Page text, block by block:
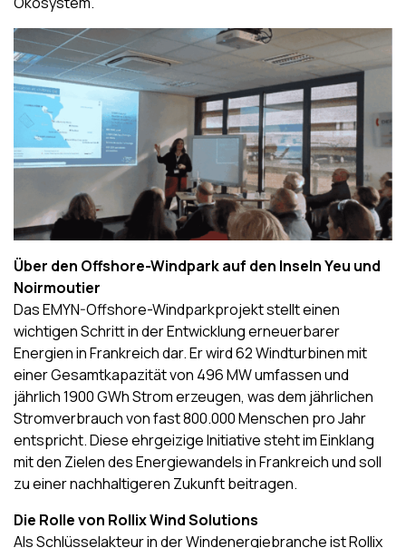
Über den Offshore-Windpark auf den Inseln Yeu und
Noirmoutier
Das EMYN-Offshore-Windparkprojekt stellt einen
wichtigen Schritt in der Entwicklung erneuerbarer
Energien in Frankreich dar. Er wird 62 Windturbinen mit
einer Gesamtkapazität von 496 MW umfassen und
jährlich 1900 GWh Strom erzeugen, was dem jährlichen
Stromverbrauch von fast 800.000 Menschen pro Jahr
entspricht. Diese ehrgeizige Initiative steht im Einklang
mit den Zielen des Energiewandels in Frankreich und soll
zu einer nachhaltigeren Zukunft beitragen.
Die Rolle von Rollix Wind Solutions
Als Schlüsselakteur in der Windenergiebranche ist Rollix